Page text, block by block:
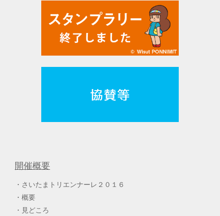
開催概要
さいたまトリエンナーレ２０１６
概要
見どころ